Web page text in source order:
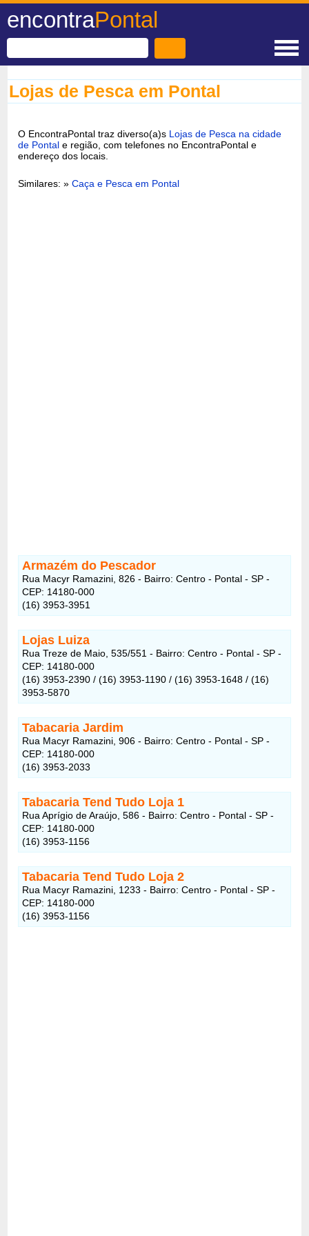
encontraPontal
Lojas de Pesca em Pontal
O EncontraPontal traz diverso(a)s Lojas de Pesca na cidade
de Pontal e região, com telefones no EncontraPontal e
endereço dos locais.
Similares: »Caça e Pesca em Pontal
Armazém do Pescador
Rua Macyr Ramazini, 826 - Bairro: Centro - Pontal - SP -
CEP: 14180-000
(16) 3953-3951
Lojas Luiza
Rua Treze de Maio, 535/551 - Bairro: Centro - Pontal - SP -
CEP: 14180-000
(16) 3953-2390 / (16) 3953-1190 / (16) 3953-1648 / (16)
3953-5870
Tabacaria Jardim
Rua Macyr Ramazini, 906 - Bairro: Centro - Pontal - SP -
CEP: 14180-000
(16) 3953-2033
Tabacaria Tend Tudo Loja 1
Rua Aprígio de Araújo, 586 - Bairro: Centro - Pontal - SP -
CEP: 14180-000
(16) 3953-1156
Tabacaria Tend Tudo Loja 2
Rua Macyr Ramazini, 1233 - Bairro: Centro - Pontal - SP -
CEP: 14180-000
(16) 3953-1156